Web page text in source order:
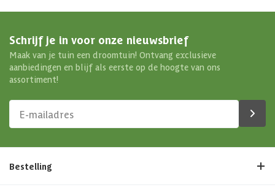
Schrijf je in voor onze nieuwsbrief
Maak van je tuin een droomtuin! Ontvang exclusieve
aanbiedingen en blijf als eerste op de hoogte van ons
assortiment!
Bestelling